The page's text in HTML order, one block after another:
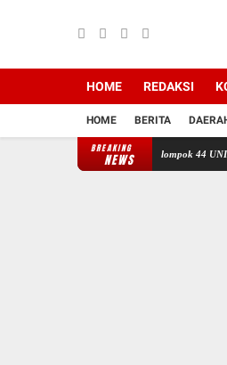
HOME REDAKSI
HOME BERITA
BREAKING
NEWS
Mahasiswa KKM Kelompok 44 UNIBA